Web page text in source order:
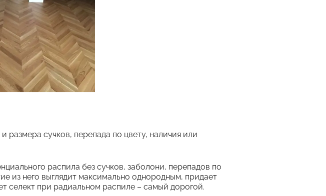
размера сучков, перепада по цвету, наличия или
распила без сучков, заболони, перепадов по
из него выглядит максимально однородным, придает
селект при радиальном распиле – самый дорогой.